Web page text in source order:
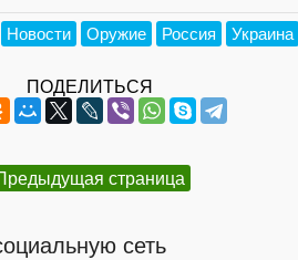
Новости Оружие Россия Украина
ПОДЕЛИТЬСЯ
страница
сеть